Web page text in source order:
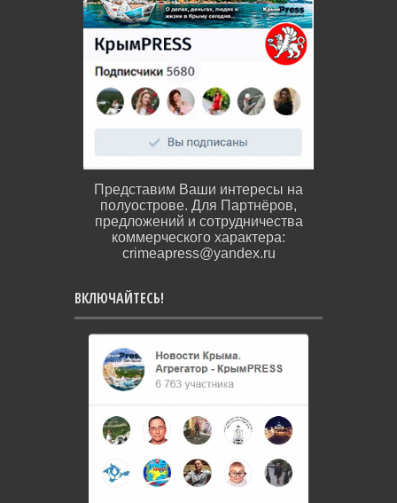
Представим Ваши интересы на
полуострове. Для Партнёров,
предложений и сотрудничества
коммерческого характера:
crimeapress@yandex.ru
ВКЛЮЧАЙТЕСЬ!